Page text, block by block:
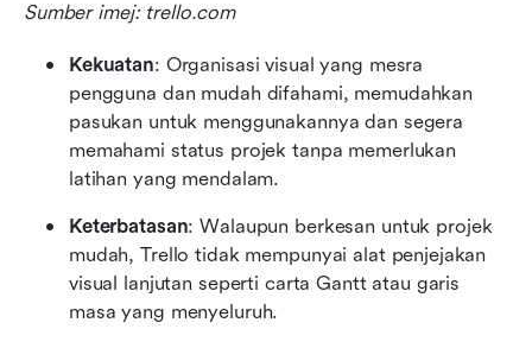
Sumber imej: trello.com
Kekuatan: Organisasi visual yang mesra
pengguna dan mudah difahami, memudahkan
pasukan untuk menggunakannya dan segera
memahami status projek tanpa memerlukan
latihan yang mendalam.
Keterbatasan: Walaupun berkesan untuk projek
mudah, Trello tidak mempunyai alat penjejakan
visual lanjutan seperti carta Gantt atau garis
masa yang menyeluruh.